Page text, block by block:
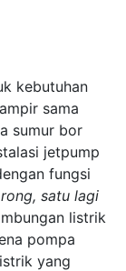
kebutuhan
sama
sumur bor
jetpump
fungsi
satu lagi
listrik
pompa
yang